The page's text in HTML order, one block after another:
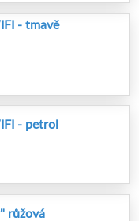
- tmavě
- petrol
růžová